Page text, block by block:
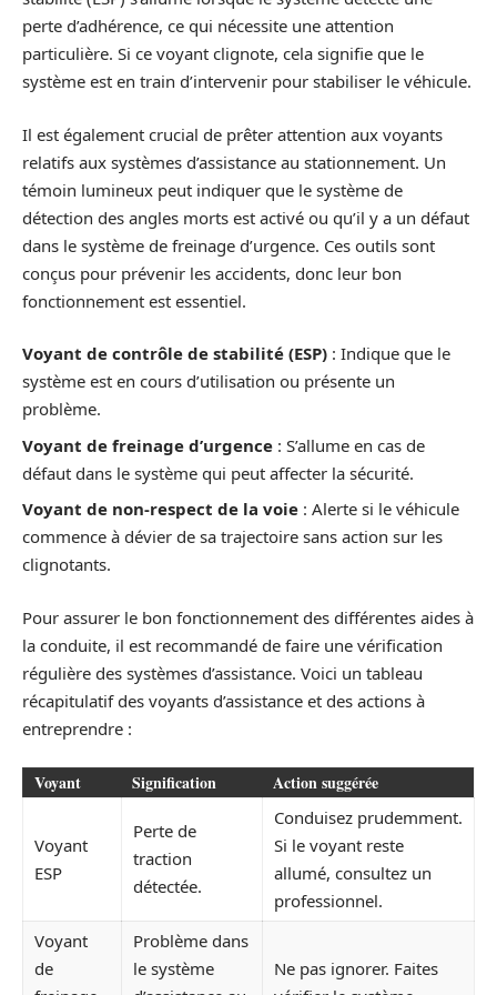
perte d’adhérence, ce qui nécessite une attention
particulière. Si ce voyant clignote, cela signifie que le
système est en train d’intervenir pour stabiliser le véhicule.
Il est également crucial de prêter attention aux voyants
relatifs aux systèmes d’assistance au stationnement. Un
témoin lumineux peut indiquer que le système de
détection des angles morts est activé ou qu’il y a un défaut
dans le système de freinage d’urgence. Ces outils sont
conçus pour prévenir les accidents, donc leur bon
fonctionnement est essentiel.
Voyant de contrôle de stabilité (ESP) : Indique que le
système est en cours d’utilisation ou présente un
problème.
Voyant de freinage d’urgence : S’allume en cas de
défaut dans le système qui peut affecter la sécurité.
Voyant de non-respect de la voie : Alerte si le véhicule
commence à dévier de sa trajectoire sans action sur les
clignotants.
Pour assurer le bon fonctionnement des différentes aides à
la conduite, il est recommandé de faire une vérification
régulière des systèmes d’assistance. Voici un tableau
récapitulatif des voyants d’assistance et des actions à
entreprendre :
Voyant Signification Action suggérée
Voyant
ESP
Perte de
traction
détectée.
Conduisez prudemment.
Si le voyant reste
allumé, consultez un
professionnel.
Voyant
de
Problème dans
le système
Ne pas ignorer. Faites